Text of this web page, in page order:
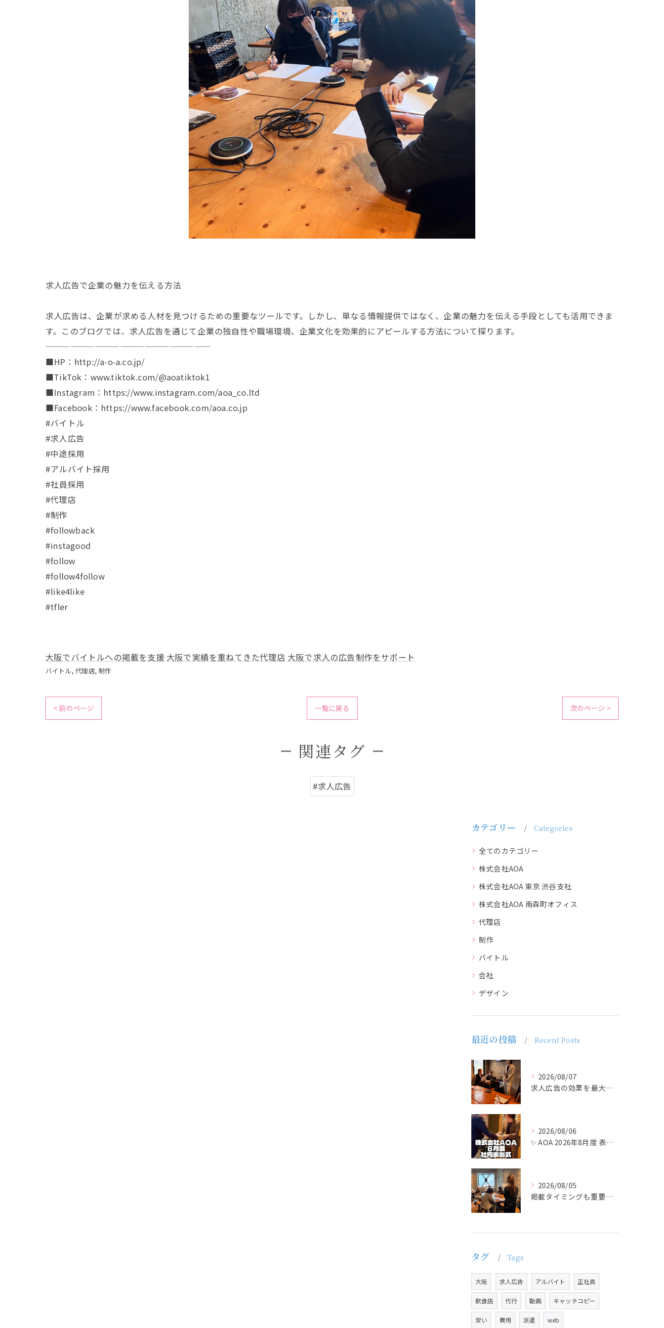
求人広告で企業の魅力を伝える方法
求人広告は、企業が求める人材を見つけるための重要なツールです。しかし、単なる情報提供ではなく、企業の魅力を伝える手段としても活用できま
す。このブログでは、求人広告を通じて企業の独自性や職場環境、企業文化を効果的にアピールする方法について探ります。
————————————————————
■HP：http://a-o-a.co.jp/
■TikTok：www.tiktok.com/@aoatiktok1
■Instagram：https://www.instagram.com/aoa_co.ltd
■Facebook：https://www.facebook.com/aoa.co.jp
#バイトル
#求人広告
#中途採用
#アルバイト採用
#社員採用
#代理店
#制作
#followback
#instagood
#follow
#follow4follow
#like4like
#tfler
大阪でバイトルへの掲載を支援 大阪で実績を重ねてきた代理店 大阪で求人の広告制作をサポート
バイトル 代理店 制作
< 前のページ 一覧に戻る 次のページ >
関連タグ
#求人広告
カテゴリー Categories
全てのカテゴリー
株式会社AOA
株式会社AOA 東京 渋谷支社
株式会社AOA 南森町オフィス
代理店
制作
バイトル
会社
デザイン
最近の投稿 Recent Posts
2026/08/07
求人広告の効果を最大化するために最も重要なのは、掲載タイミン...
2026/08/06
✨ AOA 2026年8月度 表彰式レポート ✨
2026/08/05
掲載タイミングも重要で、業界動向や求職者の活動時期に合わせて...
タグ Tags
大阪 求人広告 アルバイト 正社員
飲食店 代行 動画 キャッチコピー
安い 費用 派遣 web